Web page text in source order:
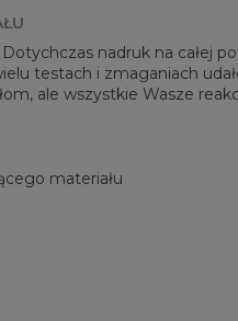
nadruk na całej
testach i zmaganiach
ale wszystkie Wasze
materiału